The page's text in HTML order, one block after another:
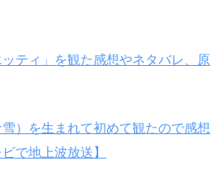
ッティ」を観た感想やネタバレ、原
）を生まれて初めて観たので感想
で地上波放送】